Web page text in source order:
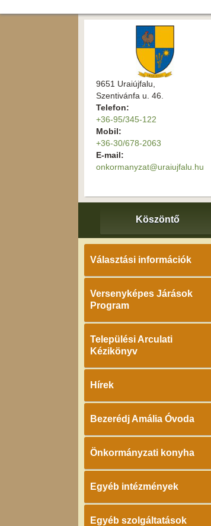
9651 Uraiújfalu,
Szentivánfa u. 46.
Telefon:
+36-95/345-122
Mobil:
+36-30/678-2063
E-mail:
onkormanyzat@uraiujfalu.hu
Köszöntő
Választási információk
Versenyképes Járások
Program
Települési Arculati
Kézikönyv
Hírek
Bezerédj Amália Óvoda
Önkormányzati konyha
Egyéb intézmények
Egyéb szolgáltatások